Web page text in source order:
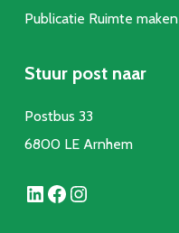
Publicatie Ruimte maken
Stuur post naar
Postbus 33
6800 LE Arnhem
LinkedIn Facebook Instagram